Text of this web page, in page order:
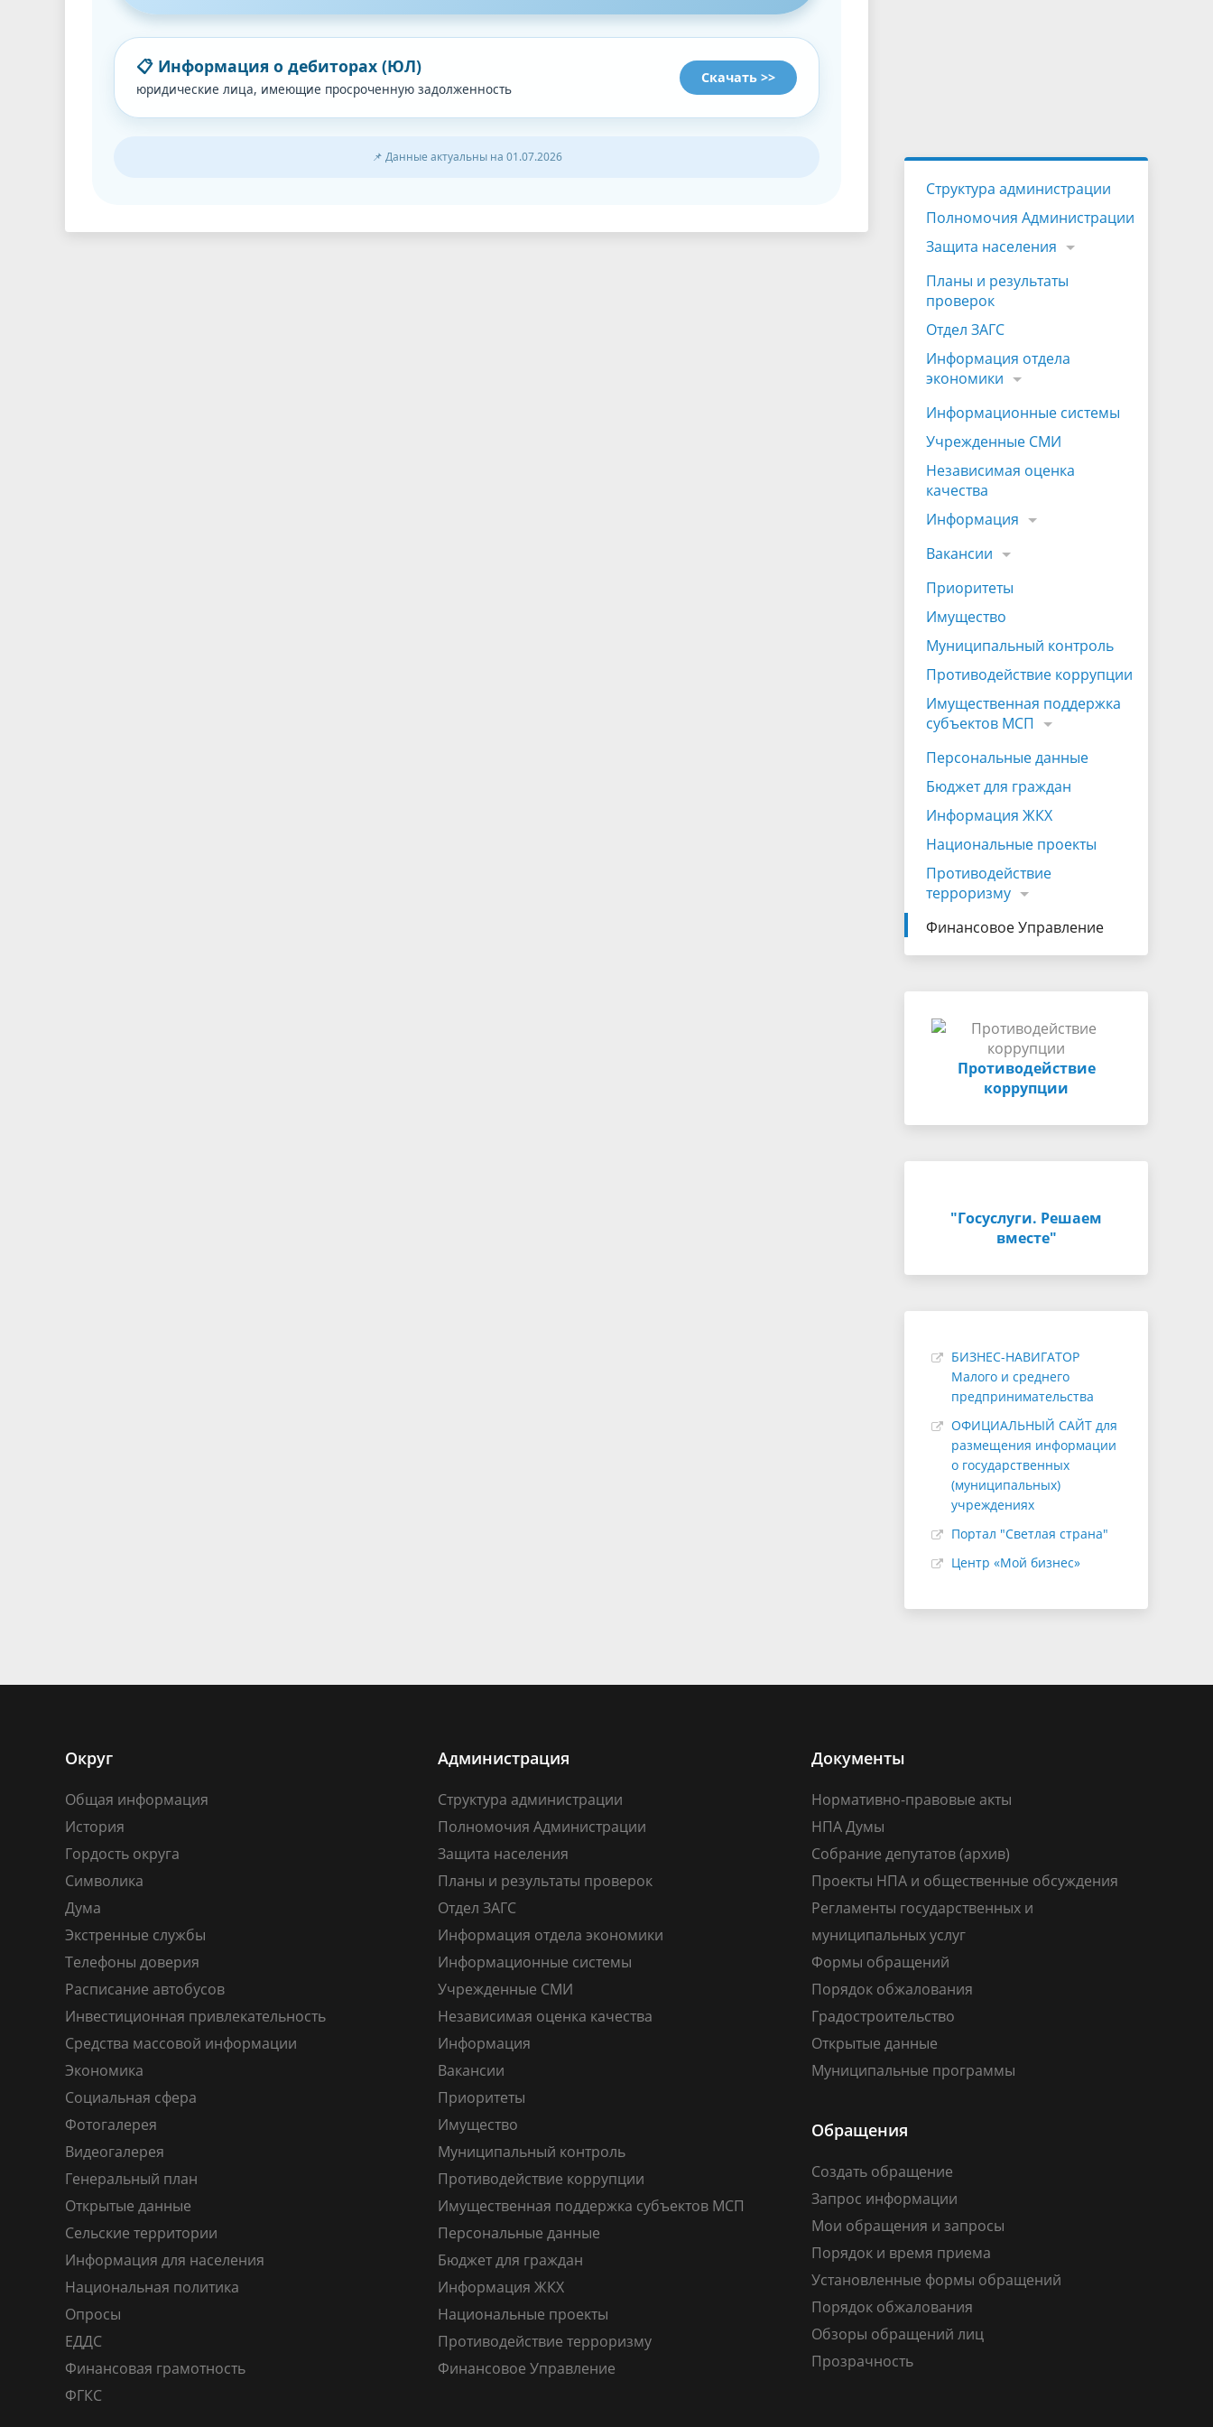
📋 Информация о дебиторах (ЮЛ)
юридические лица, имеющие просроченную задолженность
Скачать >>
📌 Данные актуальны на 01.07.2026
Структура администрации
Полномочия Администрации
Защита населения
Планы и результаты
проверок
Отдел ЗАГС
Информация отдела
экономики
Информационные системы
Учрежденные СМИ
Независимая оценка
качества
Информация
Вакансии
Приоритеты
Имущество
Муниципальный контроль
Противодействие коррупции
Имущественная поддержка
субъектов МСП
Персональные данные
Бюджет для граждан
Информация ЖКХ
Национальные проекты
Противодействие
терроризму
Финансовое Управление
Противодействие
коррупции
"Госуслуги. Решаем
вместе"
БИЗНЕС-НАВИГАТОР
Малого и среднего
предпринимательства
ОФИЦИАЛЬНЫЙ САЙТ для
размещения информации
о государственных
(муниципальных)
учреждениях
Портал "Светлая страна"
Центр «Мой бизнес»
Округ
Общая информация
История
Гордость округа
Символика
Дума
Экстренные службы
Телефоны доверия
Расписание автобусов
Инвестиционная привлекательность
Средства массовой информации
Экономика
Социальная сфера
Фотогалерея
Видеогалерея
Генеральный план
Открытые данные
Сельские территории
Информация для населения
Национальная политика
Опросы
ЕДДС
Финансовая грамотность
ФГКС
Администрация
Структура администрации
Полномочия Администрации
Защита населения
Планы и результаты проверок
Отдел ЗАГС
Информация отдела экономики
Информационные системы
Учрежденные СМИ
Независимая оценка качества
Информация
Вакансии
Приоритеты
Имущество
Муниципальный контроль
Противодействие коррупции
Имущественная поддержка субъектов МСП
Персональные данные
Бюджет для граждан
Информация ЖКХ
Национальные проекты
Противодействие терроризму
Финансовое Управление
Документы
Нормативно-правовые акты
НПА Думы
Собрание депутатов (архив)
Проекты НПА и общественные обсуждения
Регламенты государственных и
муниципальных услуг
Формы обращений
Порядок обжалования
Градостроительство
Открытые данные
Муниципальные программы
Обращения
Создать обращение
Запрос информации
Мои обращения и запросы
Порядок и время приема
Установленные формы обращений
Порядок обжалования
Обзоры обращений лиц
Прозрачность